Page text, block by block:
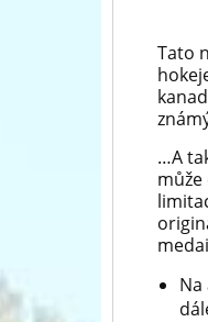
Tato
…A
Na